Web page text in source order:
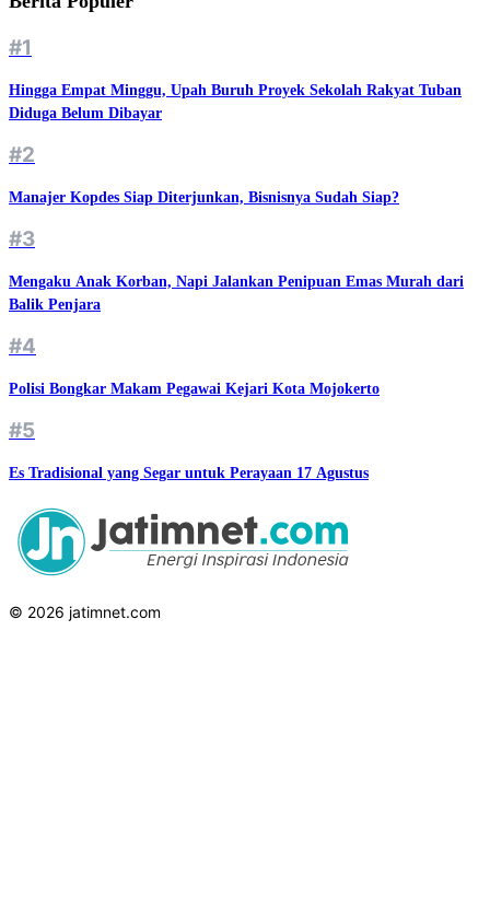
#1
Hingga Empat Minggu, Upah Buruh Proyek Sekolah Rakyat Tuban
Diduga Belum Dibayar
#2
Manajer Kopdes Siap Diterjunkan, Bisnisnya Sudah Siap?
#3
Mengaku Anak Korban, Napi Jalankan Penipuan Emas Murah dari
Balik Penjara
#4
Polisi Bongkar Makam Pegawai Kejari Kota Mojokerto
#5
Es Tradisional yang Segar untuk Perayaan 17 Agustus
© 2026 jatimnet.com